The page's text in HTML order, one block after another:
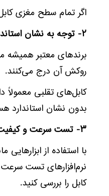
اگر تمام سطح مغزی
۲- توجه به نشان استاندارد و برند
برندهای معتبر همیشه
روکش آن درج می‌کنند.
کابل‌های تقلبی معمولاً
بدون نشان استاندارد
۳- تست سرعت و کیفیت اتصال
نرم‌افزارهای تست
کابل را بررسی کنید.